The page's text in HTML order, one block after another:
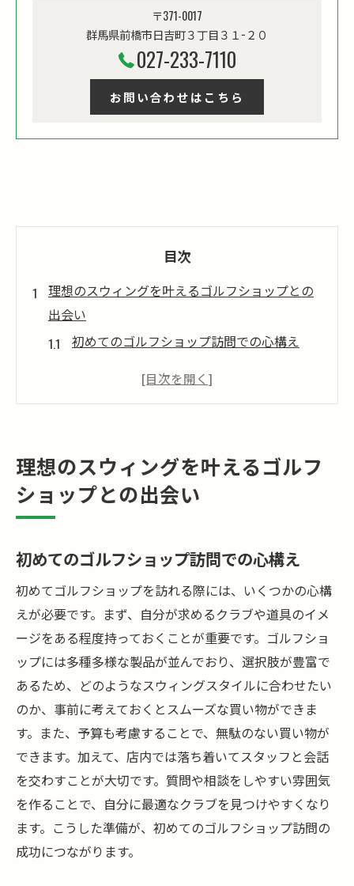
〒371-0017
群馬県前橋市日吉町３丁目３１−２０
027-233-7110
お問い合わせはこちら
目次
理想のスウィングを叶えるゴルフショップとの
出会い
初めてのゴルフショップ訪問での心構え
ゴルフショップスタッフとの効果的なコミ
ュニケーション
ゴルフショップでの試打の重要性
ゴルフショップの品揃えを最大限に活用す
ゴルフショップ訪問時に持参したいもの
クラブ選びの基礎：知っておくべきこと
スウィングに最適なクラブを見つけるため
のプロセス
ゴルフショップでのフィッティングサービ
スの利用法
最新モデルとクラシックモデルの選び方
ゴルフショップの試打クラブを活用するポ
イント
クラブの重さとシャフトの柔らかさの選び
方
最新技術を駆使したゴルフショップのフィッテ
理想のスウィングを叶えるゴルフ
ショップとの出会い
初めてのゴルフショップ訪問での心構え
初めてゴルフショップを訪れる際には、いくつかの心構
えが必要です。まず、自分が求めるクラブや道具のイメ
ージをある程度持っておくことが重要です。ゴルフショ
ップには多種多様な製品が並んでおり、選択肢が豊富で
あるため、どのようなスウィングスタイルに合わせたい
のか、事前に考えておくとスムーズな買い物ができま
す。また、予算も考慮することで、無駄のない買い物が
できます。加えて、店内では落ち着いてスタッフと会話
を交わすことが大切です。質問や相談をしやすい雰囲気
を作ることで、自分に最適なクラブを見つけやすくなり
ます。こうした準備が、初めてのゴルフショップ訪問の
成功につながります。